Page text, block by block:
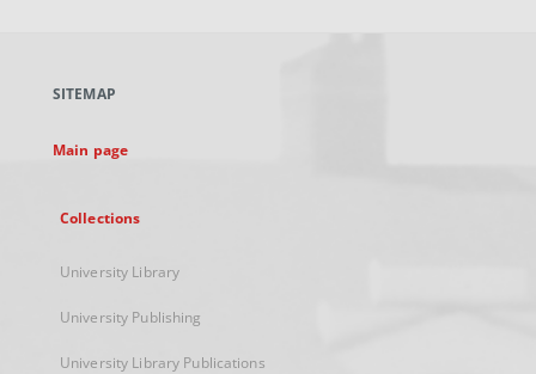
new
SITEMAP
Main page
Collections
University Library
University Publishing
University Library Publications